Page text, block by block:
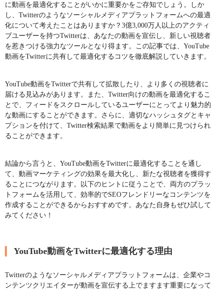
に動画を最適化することがいかに重要かをご存知でしょう。しか
し、Twitterのようなソーシャルメディアプラットフォームへの最適
化について考えたことはありますか？3億3,000万人以上のアクティ
ブユーザーを持つTwitterは、あなたの動画を宣伝し、新しい視聴者
を惹きつける強力なツールとなり得ます。この記事では、YouTube
動画をTwitterに共有して最適化するコツを徹底解説していきます。
YouTube動画をTwitterで共有して拡散したり、より多くの視聴者に
届ける見込みがあります。また、Twitter向けの動画を最適化するこ
とで、フィードをスクロールしているユーザーにとってより魅力的
な動画にすることができます。さらに、適切なハッシュタグとキャ
プションを付けて、Twitter検索結果で動画をより簡単に見つけられ
ることができます。
結論から言うと、YouTube動画をTwitterに最適化することを通し
て、動画マーケティングの効果を最大化し、新たな視聴者を獲得す
ることにつながります。以下のヒントに従うことで、両方のプラッ
トフォームを活用して、効率的でSEOフレンドリーなコンテンツを
作成することができるからおすすめです。あなた自身もぜひ試して
みてください！
YouTube動画をTwitterに最適化する理由
Twitterのようなソーシャルメディアプラットフォームは、企業やコ
ンテンツクリエイターが動画を宣伝する上でますます重要になって